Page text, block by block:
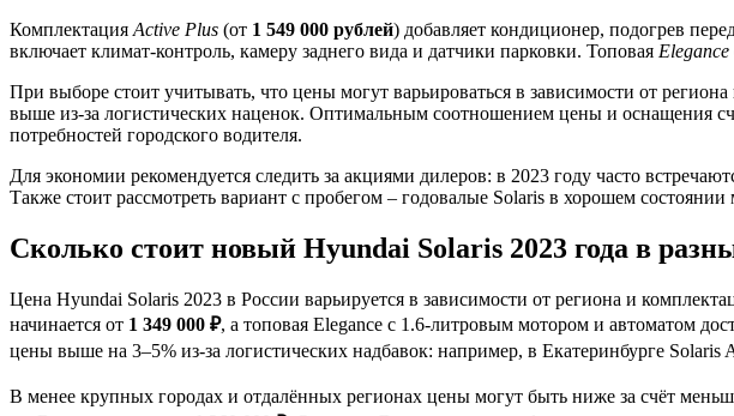
Комплектация Active Plus (от 1 549 000 рублей) добавляет кондиционер, подогрев
включает климат-контроль, камеру заднего вида и датчики парковки. Топовая Elegance
При выборе стоит учитывать, что цены могут варьироваться в зависимости от
выше из-за логистических наценок. Оптимальным соотношением цены и оснащения
потребностей городского водителя.
Для экономии рекомендуется следить за акциями дилеров: в 2023 году часто
Также стоит рассмотреть вариант с пробегом – годовалые Solaris в хорошем
Сколько стоит новый Hyundai Solaris 2023 года в
Цена Hyundai Solaris 2023 в России варьируется в зависимости от региона и
начинается от 1 349 000 ₽, а топовая Elegance с 1.6-литровым мотором и автоматом
цены выше на 3–5% из-за логистических надбавок: например, в Екатеринбурге Solaris
В менее крупных городах и отдалённых регионах цены могут быть ниже за счёт